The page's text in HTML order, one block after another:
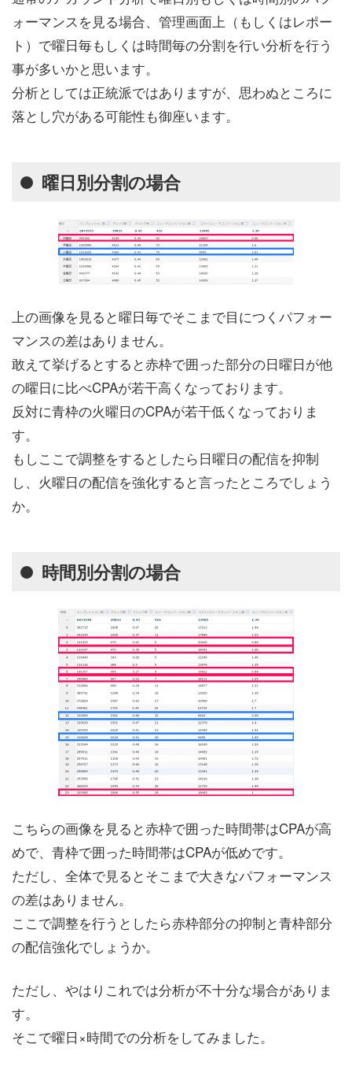
ォーマンスを見る場合、管理画面上（もしくはレポー
ト）で曜日毎もしくは時間毎の分割を行い分析を行う
事が多いかと思います。
分析としては正統派ではありますが、思わぬところに
落とし穴がある可能性も御座います。
曜日別分割の場合
上の画像を見ると曜日毎でそこまで目につくパフォー
マンスの差はありません。
敢えて挙げるとすると赤枠で囲った部分の日曜日が他
の曜日に比べCPAが若干高くなっております。
反対に青枠の火曜日のCPAが若干低くなっておりま
す。
もしここで調整をするとしたら日曜日の配信を抑制
し、火曜日の配信を強化すると言ったところでしょう
か。
時間別分割の場合
こちらの画像を見ると赤枠で囲った時間帯はCPAが高
めで、青枠で囲った時間帯はCPAが低めです。
ただし、全体で見るとそこまで大きなパフォーマンス
の差はありません。
ここで調整を行うとしたら赤枠部分の抑制と青枠部分
の配信強化でしょうか。
ただし、やはりこれでは分析が不十分な場合がありま
す。
そこで曜日×時間での分析をしてみました。